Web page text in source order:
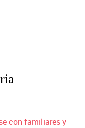
con familiares y